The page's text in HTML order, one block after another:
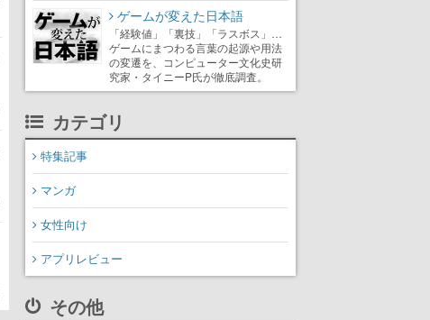
ゲームが変えた日本語
「経験値」「裏技」「ラスボス」…
ゲームにまつわる言葉の起源や用法
の変遷を、コンピューター文化史研
究家・タイニーP氏が徹底調査。
カテゴリ
特集記事
マンガ
女性向け
アプリレビュー
その他